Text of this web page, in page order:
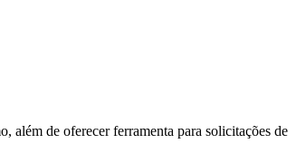
além de oferecer ferramenta para solicitações de